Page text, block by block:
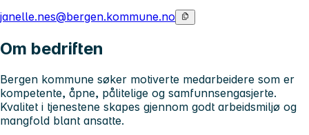
janelle.nes@bergen.kommune.no
Om bedriften
Bergen kommune søker motiverte medarbeidere som er
kompetente, åpne, pålitelige og samfunnsengasjerte.
Kvalitet i tjenestene skapes gjennom godt arbeidsmiljø og
mangfold blant ansatte.